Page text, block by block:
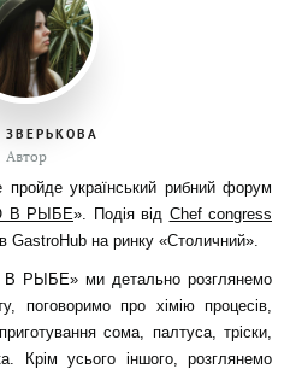
Автор
український рибний форум
В РЫБЕ». Подія від Chef congress
GastroHub на ринку «Столичний».
РЫБЕ» ми детально розглянемо
поговоримо про хімію процесів,
сома, палтуса, тріски,
Крім усього іншого, розглянемо